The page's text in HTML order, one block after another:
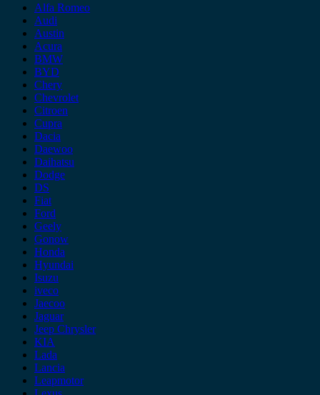
Alfa Romeo
Audi
Austin
Acura
BMW
BYD
Chery
Chevrolet
Citroen
Cupra
Dacia
Daewoo
Daihatsu
Dodge
DS
Fiat
Ford
Geely
Gonow
Honda
Hyundai
Isuzu
iveco
Jaecoo
Jaguar
Jeep Chrysler
KIA
Lada
Lancia
Leapmotor